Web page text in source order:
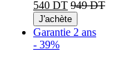
540 DT 949 DT
J'achète
Garantie 2 ans
- 39%